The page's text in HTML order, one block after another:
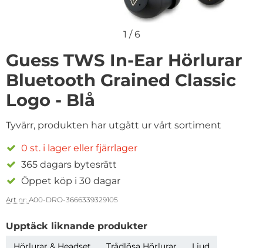
1 /6
Guess TWS In-Ear Hörlurar
Bluetooth Grained Classic
Logo - Blå
Tyvärr, produkten har utgått ur vårt sortiment
0 st. i lager eller fjärrlager
365 dagars bytesrätt
Öppet köp i 30 dagar
Art nr: A00-DRO-3666339329105
Upptäck liknande produkter